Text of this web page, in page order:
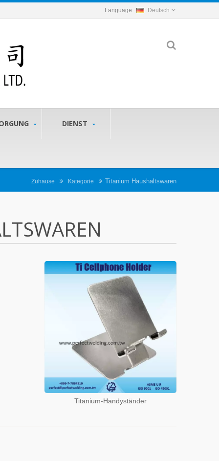
Deutsch
DIENST
Zuhause Kategorie Titanium Haushaltswaren
Titanium-Handyständer